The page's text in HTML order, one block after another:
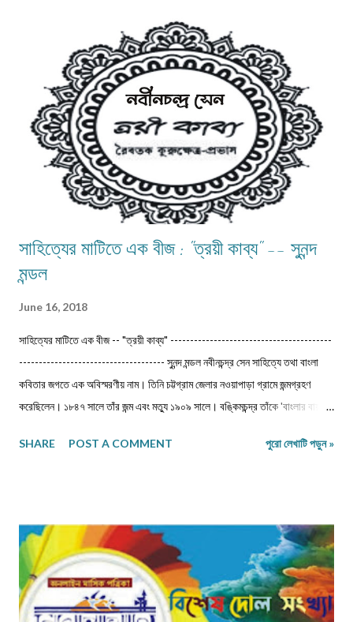
মুক্তি আলোয় আলোয়, আমার মুক্তি ধূলায় ধূলায় ঘাসে ঘাসে। যৌবনকালে দেখা রমাপদ
চৌধুরীর উপন্যাস 'বনপলাশীর পদাবলী অবলম্বনে নির্মিত ছায়াছবির মূল চরিত্র উদাস গেয়ে
উঠেছে -' মনের কথা কারে বলি আর,...
সাহিত্যের মাটিতে এক বীজ : "ত্রয়ী কাব্য" -- সুনন্দ
মন্ডল
June 16, 2018
সাহিত্যের মাটিতে এক বীজ -- "ত্রয়ী কাব্য" -----------------------------------------
------------------------------------- সুনন্দ মন্ডল নবীনচন্দ্র সেন সাহিত্যে তথা বাংলা
কবিতার জগতে এক অবিস্মরণীয় নাম। তিনি চট্টগ্রাম জেলার নওয়াপাড়া গ্রামে জন্মগ্রহণ
করেছিলেন। ১৮৪৭ সালে তাঁর জন্ম এবং মত্যু ১৯০৯ সালে। বঙ্কিমচন্দ্র তাঁকে 'বাংলার বায়রন'
প্রয়াসী হয়ে ভবিষ্যতের স্বপ্ন দেখেছেন।মধুসূদন-হেমচন্দ্র-নবীনচন্দ্র--এই তিন কবি বাংলা
'ত্রয়ী' কাব্যে ধর্মীয় ভাবধারার আবেগ ফুটিয়ে তোলা হয়েছে। ‎ ‎নবীনচন্দ্র সেন বহু কাব্য
লিখেছেন। যেমন- 'অবকাশরঞ্জিনী','পলাশীর যুদ্ধ', 'ক্লিওপেট্রা', 'রঙ্গমতী', 'খ্রীষ্ট', ...
SHARE POST A COMMENT পুরো লেখাটি পড়ুন »